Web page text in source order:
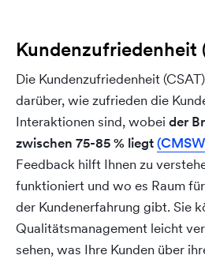
Kundenzufriedenheit
Die Kundenzufriedenheit
darüber, wie zufrieden die
Interaktionen sind, wobei der
zwischen 75-85 % liegt
Feedback hilft Ihnen zu
funktioniert und wo es Raum
der Kundenerfahrung gibt. Sie
Qualitätsmanagement leicht
sehen, was Ihre Kunden über